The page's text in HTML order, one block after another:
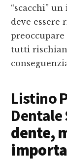
“scacchi”
deve essere
tutti
Listino
Dentale
dente,